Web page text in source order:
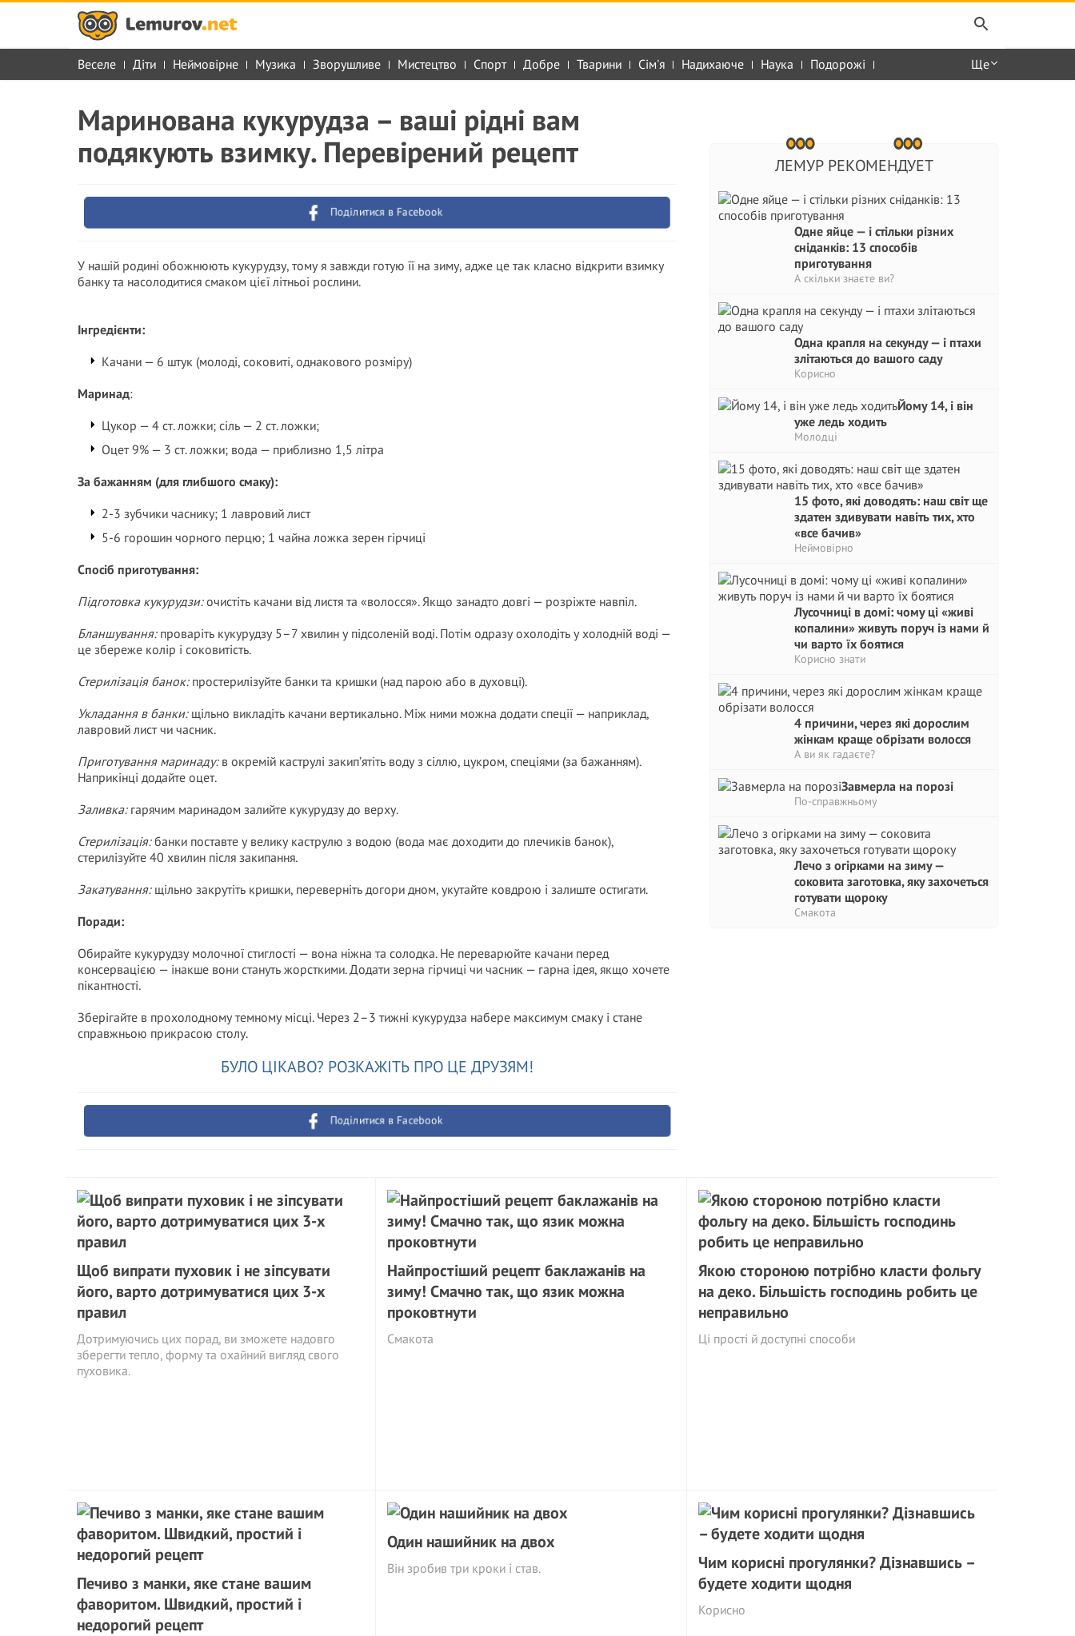
Веселе Діти Неймовірне Музика Зворушливе Мистецтво Спорт Добре Тварини Сім'я Надихаюче Наука Подорожі Ще
ЛЕМУР РЕКОМЕНДУЕТ
Одне яйце — і стільки різних
сніданків: 13 способів
приготування
А скільки знаєте ви?
Одна крапля на секунду — і птахи
злітаються до вашого саду
Корисно
Йому 14, і він
уже ледь ходить
Молодці
15 фото, які доводять: наш світ ще
здатен здивувати навіть тих, хто
«все бачив»
Неймовірно
Лусочниці в домі: чому ці «живі
копалини» живуть поруч із нами й
чи варто їх боятися
Корисно знати
4 причини, через які дорослим
жінкам краще обрізати волосся
А ви як гадаєте?
Завмерла на порозі
По-справжньому
Лечо з огірками на зиму —
соковита заготовка, яку захочеться
готувати щороку
Смакота
Маринована кукурудза – ваші рідні вам
подякують взимку. Перевірений рецепт
Поділитися в Facebook
У нашій родині обожнюють кукурудзу, тому я завжди готую її на зиму, адже це так класно відкрити взимку
банку та насолодитися смаком цієї літньоі рослини.
Інгредієнти:
Качани — 6 штук (молоді, соковиті, однакового розміру)
Маринад:
Цукор — 4 ст. ложки; сіль — 2 ст. ложки;
Оцет 9% — 3 ст. ложки; вода — приблизно 1,5 літра
За бажанням (для глибшого смаку):
2-3 зубчики часнику; 1 лавровий лист
5-6 горошин чорного перцю; 1 чайна ложка зерен гірчиці
Спосіб приготування:
Підготовка кукурудзи:очистіть качани від листя та «волосся». Якщо занадто довгі — розріжте навпіл.
Бланшування: проваріть кукурудзу 5–7 хвилин у підсоленій воді. Потім одразу охолодіть у холодній воді —
це збереже колір і соковитість.
Стерилізація банок: простерилізуйте банки та кришки (над парою або в духовці).
Укладання в банки: щільно викладіть качани вертикально. Між ними можна додати спеції — наприклад,
лавровий лист чи часник.
Приготування маринаду: в окремій каструлі закип’ятіть воду з сіллю, цукром, спеціями (за бажанням).
Наприкінці додайте оцет.
Заливка: гарячим маринадом залийте кукурудзу до верху.
Стерилізація:банки поставте у велику каструлю з водою (вода має доходити до плечиків банок),
стерилізуйте 40 хвилин після закипання.
Закатування: щільно закрутіть кришки, переверніть догори дном, укутайте ковдрою і залиште остигати.
Поради:
Обирайте кукурудзу молочної стиглості — вона ніжна та солодка. Не переварюйте качани перед
консервацією — інакше вони стануть жорсткими. Додати зерна гірчиці чи часник — гарна ідея, якщо хочете
пікантності.
Зберігайте в прохолодному темному місці. Через 2–3 тижні кукурудза набере максимум смаку і стане
справжньою прикрасою столу.
БУЛО ЦІКАВО? РОЗКАЖІТЬ ПРО ЦЕ ДРУЗЯМ!
Поділитися в Facebook
Щоб випрати пуховик і не зіпсувати
його, варто дотримуватися цих 3-х
правил
Дотримуючись цих порад, ви зможете надовго
зберегти тепло, форму та охайний вигляд свого
пуховика.
Найпростіший рецепт баклажанів на
зиму! Смачно так, що язик можна
проковтнути
Смакота
Якою стороною потрібно класти фольгу
на деко. Більшість господинь робить це
неправильно
Ці прості й доступні способи
Печиво з манки, яке стане вашим
фаворитом. Швидкий, простий і
недорогий рецепт
Один нашийник на двох
Він зробив три кроки і став.
Чим корисні прогулянки? Дізнавшись –
будете ходити щодня
Корисно